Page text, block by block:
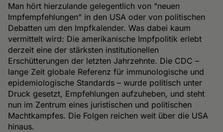
Man hört hierzulande gelegentlich von "neuen
Impfempfehlungen" in den USA oder von politischen
Debatten um den Impfkalender. Was dabei kaum
vermittelt wird: Die amerikanische Impfpolitik erlebt
derzeit eine der stärksten institutionellen
Erschütterungen der letzten Jahrzehnte. Die CDC –
lange Zeit globale Referenz für immunologische und
epidemiologische Standards – wurde politisch unter
Druck gesetzt, Empfehlungen aufzuheben, und steht
nun im Zentrum eines juristischen und politischen
Machtkampfes. Die Folgen reichen weit über die USA
hinaus.